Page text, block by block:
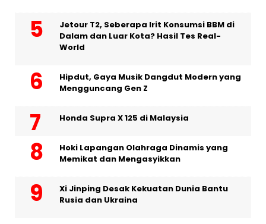
Jetour T2, Seberapa Irit Konsumsi BBM di
Dalam dan Luar Kota? Hasil Tes Real-
World
Hipdut, Gaya Musik Dangdut Modern yang
Mengguncang Gen Z
Honda Supra X 125 di Malaysia
Hoki Lapangan Olahraga Dinamis yang
Memikat dan Mengasyikkan
Xi Jinping Desak Kekuatan Dunia Bantu
Rusia dan Ukraina